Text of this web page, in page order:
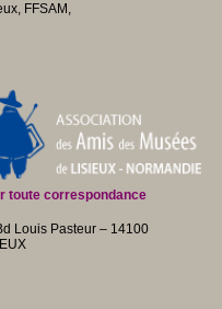
FFSAM,
toute correspondance
Louis Pasteur – 14100